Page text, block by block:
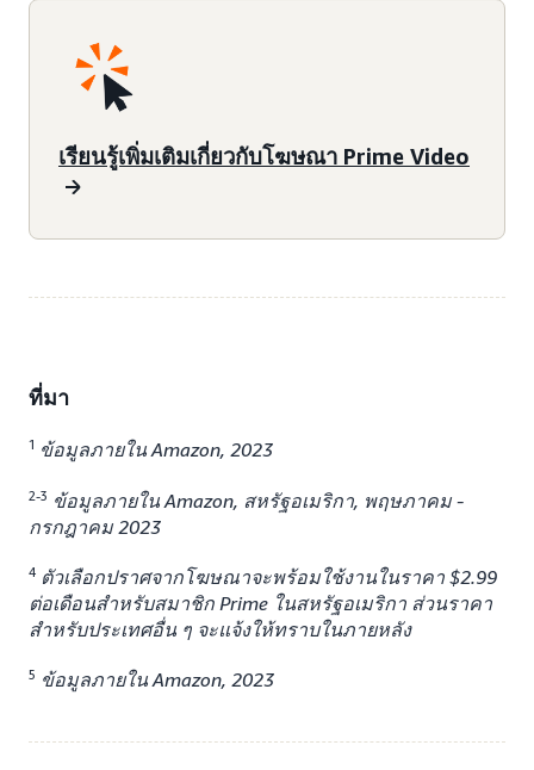
เรียนรู้เพิ่มเติมเกี่ยวกับโฆษณา Prime Video
ที่มา
1 ข้อมูลภายใน Amazon, 2023
2-3 ข้อมูลภายใน Amazon, สหรัฐอเมริกา, พฤษภาคม -
กรกฎาคม 2023
4 ตัวเลือกปราศจากโฆษณาจะพร้อมใช้งานในราคา $2.99
ต่อเดือนสำหรับสมาชิก Prime ในสหรัฐอเมริกา ส่วนราคา
สำหรับประเทศอื่น ๆ จะแจ้งให้ทราบในภายหลัง
5 ข้อมูลภายใน Amazon, 2023